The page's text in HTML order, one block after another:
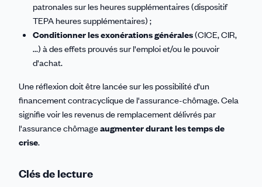
patronales sur les heures supplémentaires (dispositif
TEPA heures supplémentaires) ;
Conditionner les exonérations générales(CICE, CIR,
...) à des effets prouvés sur l'emploi et/ou le pouvoir
d'achat.
Une réflexion doit être lancée sur les possibilité d'un
financement contracyclique de l'assurance-chômage. Cela
signifie voir les revenus de remplacement délivrés par
l'assurance chômageaugmenter durant les temps de
crise.
Clés de lecture